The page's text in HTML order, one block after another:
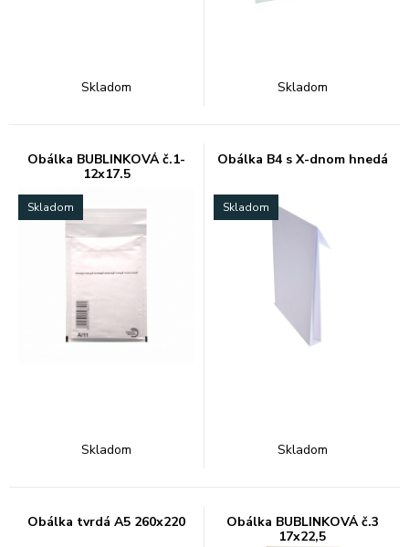
Skladom Skladom
Obálka BUBLINKOVÁ č.1-
12x17.5
Skladom
Skladom
Obálka B4 s X-dnom hnedá
Skladom
Skladom
Obálka tvrdá A5 260x220
Obálka BUBLINKOVÁ č.3
17x22,5